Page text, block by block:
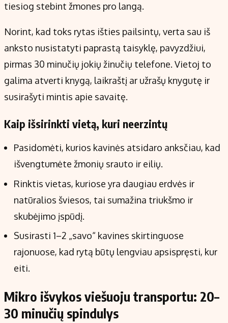
tiesiog stebint žmones pro langą.
Norint, kad toks rytas išties pailsintų, verta sau iš
anksto nusistatyti paprastą taisyklę, pavyzdžiui,
pirmas 30 minučių jokių žinučių telefone. Vietoj to
galima atverti knygą, laikraštį ar užrašų knygutę ir
susirašyti mintis apie savaitę.
Kaip išsirinkti vietą, kuri neerzintų
Pasidomėti, kurios kavinės atsidaro anksčiau, kad
išvengtumėte žmonių srauto ir eilių.
Rinktis vietas, kuriose yra daugiau erdvės ir
natūralios šviesos, tai sumažina triukšmo ir
skubėjimo įspūdį.
Susirasti 1–2 „savo“ kavines skirtinguose
rajonuose, kad rytą būtų lengviau apsispręsti, kur
eiti.
Mikro išvykos viešuoju transportu: 20–
30 minučių spindulys